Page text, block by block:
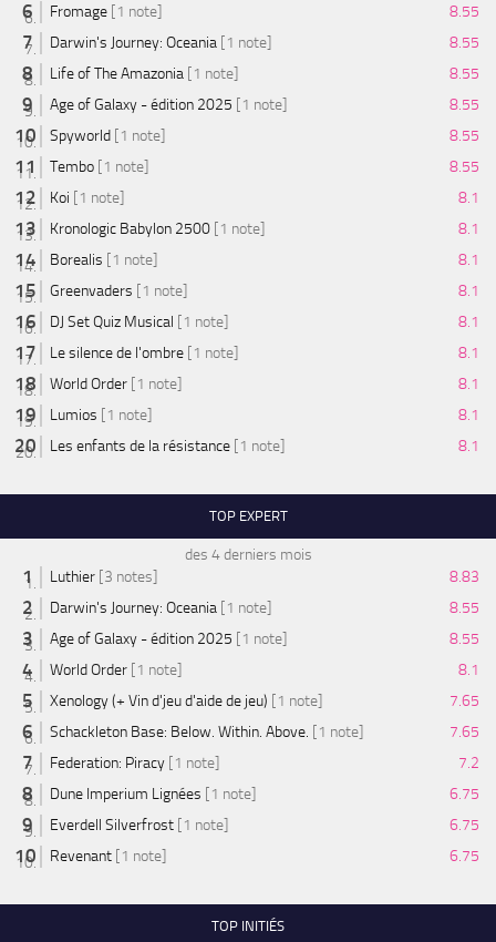
Fromage [1 note]
8.55
Darwin's Journey: Oceania [1 note]
8.55
Life of The Amazonia [1 note]
8.55
Age of Galaxy - édition 2025 [1 note]
8.55
Spyworld [1 note]
8.55
Tembo [1 note]
8.55
Koi [1 note]
8.1
Kronologic Babylon 2500 [1 note]
8.1
Borealis [1 note]
8.1
Greenvaders [1 note]
8.1
DJ Set Quiz Musical [1 note]
8.1
Le silence de l'ombre [1 note]
8.1
World Order [1 note]
8.1
Lumios [1 note]
8.1
Les enfants de la résistance [1 note] 8.1
TOP EXPERT
des 4 derniers mois
Luthier [3 notes]
8.83
Darwin's Journey: Oceania [1 note]
8.55
Age of Galaxy - édition 2025 [1 note]
8.55
World Order [1 note]
8.1
Xenology (+ Vin d'jeu d'aide de jeu) [1 note]
7.65
Schackleton Base: Below. Within. Above. [1 note]
7.65
Federation: Piracy [1 note]
7.2
Dune Imperium Lignées [1 note]
6.75
Everdell Silverfrost [1 note]
6.75
Revenant [1 note] 6.75
TOP INITIÉS